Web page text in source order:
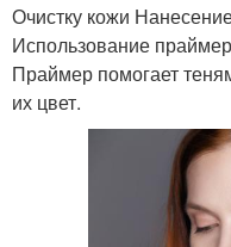
Очистку кожи
Использование
Праймер помогает
их цвет.